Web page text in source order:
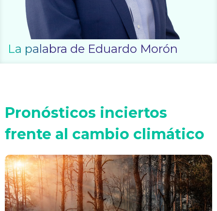
La palabra de Eduardo Morón
Pronósticos inciertos
frente al cambio climático